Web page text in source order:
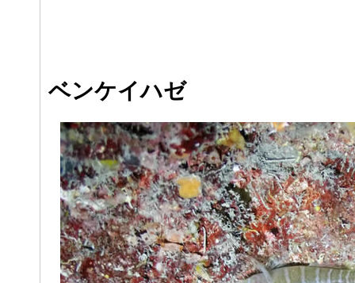
ベンケイハゼ